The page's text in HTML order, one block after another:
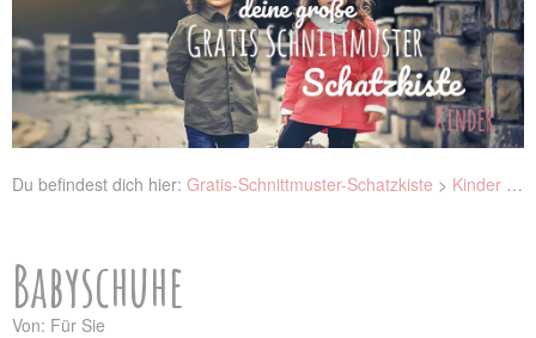
Du befindest dich hier: Gratis-Schnittmuster-Schatzkiste > Kinder
Babyschuhe
Von: Für Sie